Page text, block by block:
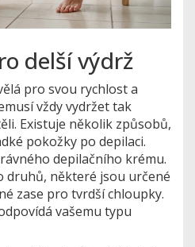
delší výdrž
pro svou rychlost a
vždy vydržet tak
Existuje několik způsobů,
pokožky po depilaci.
depilačního krému.
druhů, některé jsou určené
zase pro tvrdší chloupky.
vašemu typu